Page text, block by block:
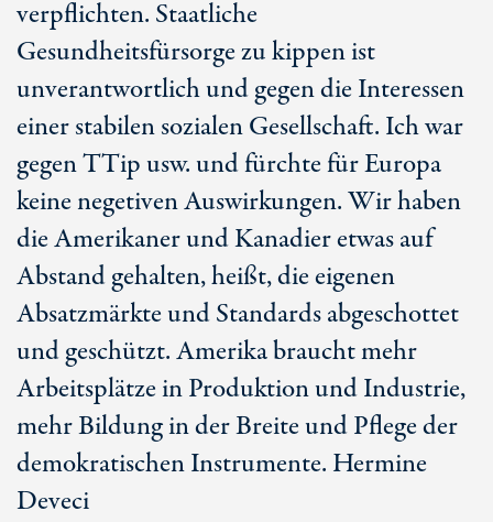
verpflichten. Staatliche
Gesundheitsfürsorge zu kippen ist
unverantwortlich und gegen die Interessen
einer stabilen sozialen Gesellschaft. Ich war
gegen TTip usw. und fürchte für Europa
keine negetiven Auswirkungen. Wir haben
die Amerikaner und Kanadier etwas auf
Abstand gehalten, heißt, die eigenen
Absatzmärkte und Standards abgeschottet
und geschützt. Amerika braucht mehr
Arbeitsplätze in Produktion und Industrie,
mehr Bildung in der Breite und Pflege der
demokratischen Instrumente. Hermine
Deveci